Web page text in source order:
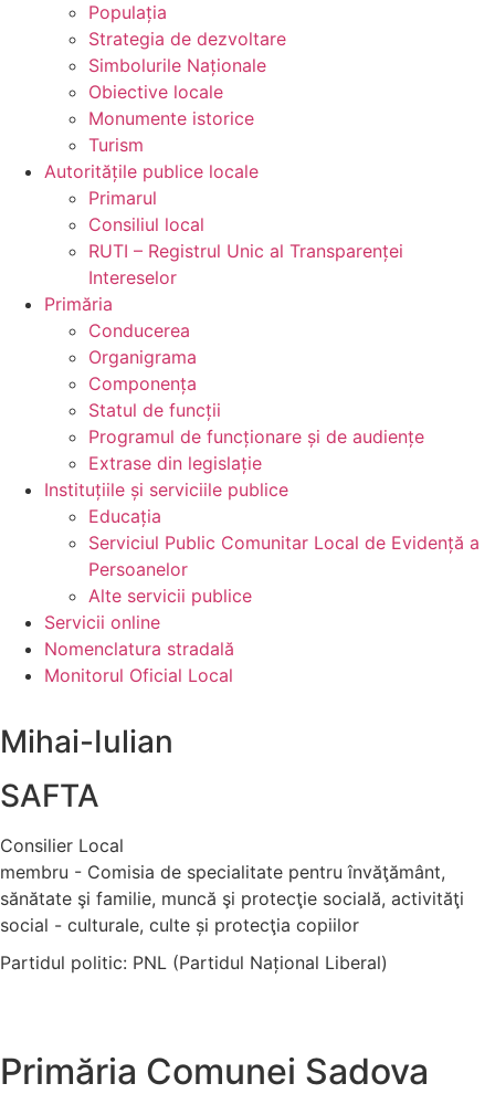
Populația
Strategia de dezvoltare
Simbolurile Naționale
Obiective locale
Monumente istorice
Turism
Autoritățile publice locale
Primarul
Consiliul local
RUTI – Registrul Unic al Transparenței
Intereselor
Primăria
Conducerea
Organigrama
Componența
Statul de funcții
Programul de funcționare și de audiențe
Extrase din legislație
Instituțiile și serviciile publice
Educația
Serviciul Public Comunitar Local de Evidență a
Persoanelor
Alte servicii publice
Servicii online
Nomenclatura stradală
Monitorul Oficial Local
Mihai-Iulian
SAFTA
Consilier Local
membru - Comisia de specialitate pentru învăţământ,
sănătate şi familie, muncă şi protecţie socială, activităţi
social - culturale, culte și protecţia copiilor
Partidul politic: PNL (Partidul Național Liberal)
Primăria Comunei Sadova